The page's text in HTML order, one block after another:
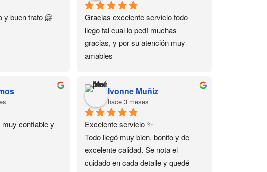
y buen trato 🤗
Gracias excelente servicio todo
llego tal cual lo pedí muchas
gracias, y por su atención muy
amables
confiable y
Ivonne Muñiz
hace 3 meses
Excelente servicio ✨
Todo llegó muy bien, bonito y de
excelente calidad. Se nota el
cuidado en cada detalle y quedé